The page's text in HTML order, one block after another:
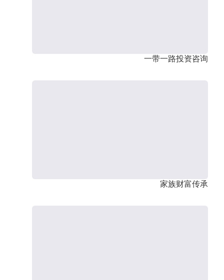
一带一路投资咨询
家族财富传承